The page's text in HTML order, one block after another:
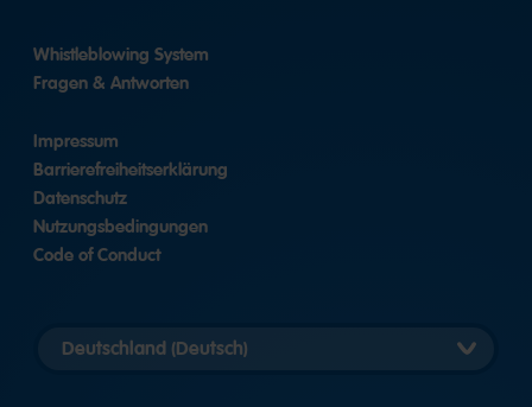
Whistleblowing System
Fragen & Antworten
Impressum
Barrierefreiheitserklärung
Datenschutz
Nutzungsbedingungen
Code of Conduct
auswählen